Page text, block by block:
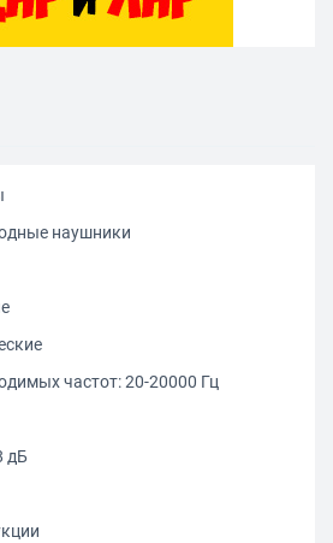
наушники
частот: 20-20000 Гц
дБ